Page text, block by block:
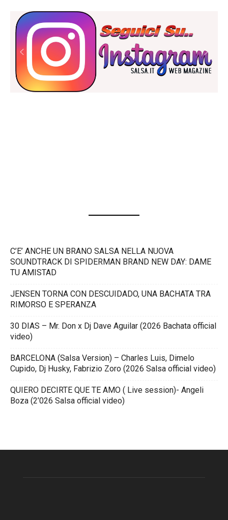
C’E’ ANCHE UN BRANO SALSA NELLA NUOVA
SOUNDTRACK DI SPIDERMAN BRAND NEW DAY: DAME
TU AMISTAD
JENSEN TORNA CON DESCUIDADO, UNA BACHATA TRA
RIMORSO E SPERANZA
30 DIAS – Mr. Don x Dj Dave Aguilar (2026 Bachata official
video)
BARCELONA (Salsa Version) – Charles Luis, Dimelo
Cupido, Dj Husky, Fabrizio Zoro (2026 Salsa official video)
QUIERO DECIRTE QUE TE AMO ( Live session)- Angeli
Boza (2’026 Salsa official video)